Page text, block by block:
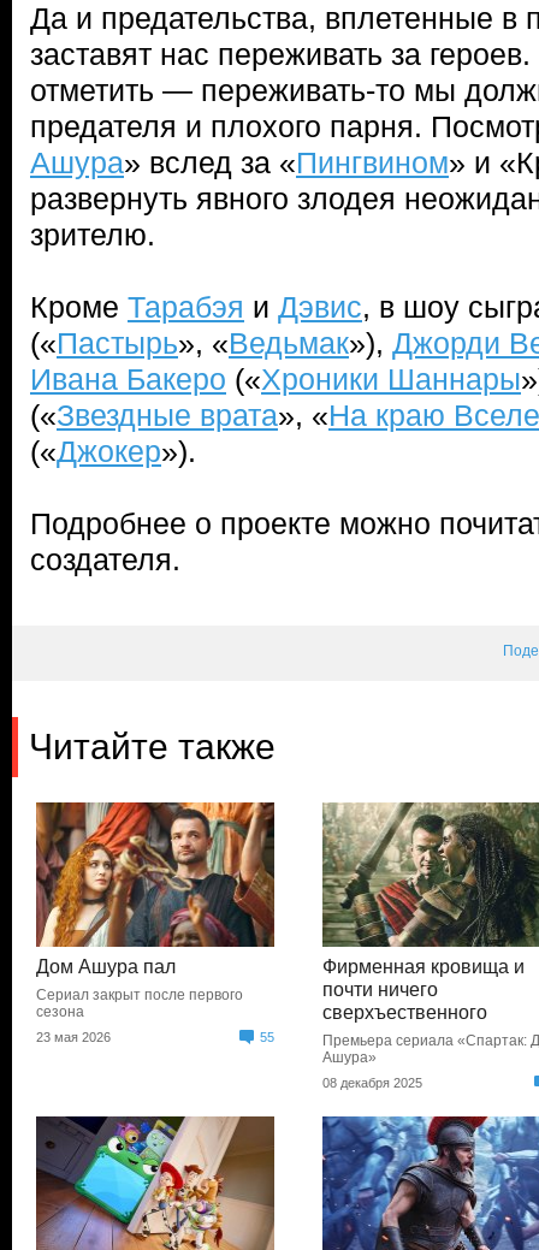
Да и предательства, вплетенные в
заставят нас переживать за
отметить — переживать-то мы
предателя и плохого парня.
Ашура» вслед за «Пингвином» и
развернуть явного злодея
зрителю.
Кроме Тарабэя и Дэвис, в шоу
(«Пастырь», «Ведьмак»), Джорди
Ивана Бакеро («Хроники Шаннары
(«Звездные врата», «На краю
(«Джокер»).
Подробнее о проекте можно
создателя.
Читайте также
Дом Ашура пал
Сериал закрыт после первого
сезона
23 мая 2026 55
Фирменная кровища и
почти ничего
сверхъественного
Премьера сериала «Спартак:
Ашура»
08 декабря 2025